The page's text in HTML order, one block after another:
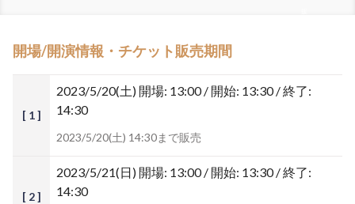
開場/開演情報・チケット販売期間
[ 1 ]
2023/5/20(土) 開場: 13:00 / 開始: 13:30 / 終了:
14:30
2023/5/20(土) 14:30まで販売
[ 2 ]
2023/5/21(日) 開場: 13:00 / 開始: 13:30 / 終了:
14:30